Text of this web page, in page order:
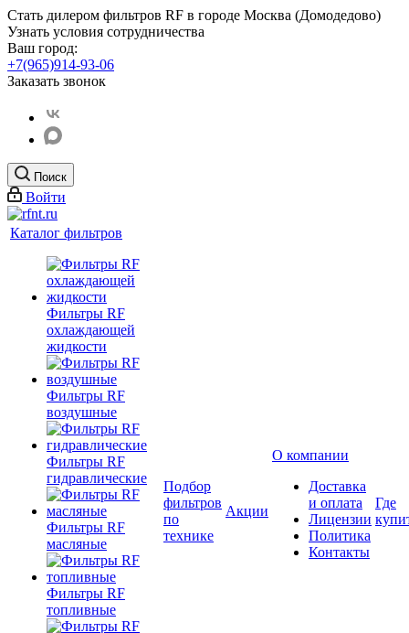
Стать дилером фильтров RF в городе Москва (Домодедово)
Узнать условия сотрудничества
Ваш город:
+7(965)914-93-06
Заказать звонок
Поиск
Войти
Каталог фильтров
Фильтры RF
охлаждающей
жидкости
Фильтры RF
воздушные
Фильтры RF
гидравлические
Фильтры RF
масляные
Фильтры RF
топливные
Подбор
фильтров
по
технике
Акции
О компании
Доставка
и оплата
Лицензии
Политика
Контакты
Где